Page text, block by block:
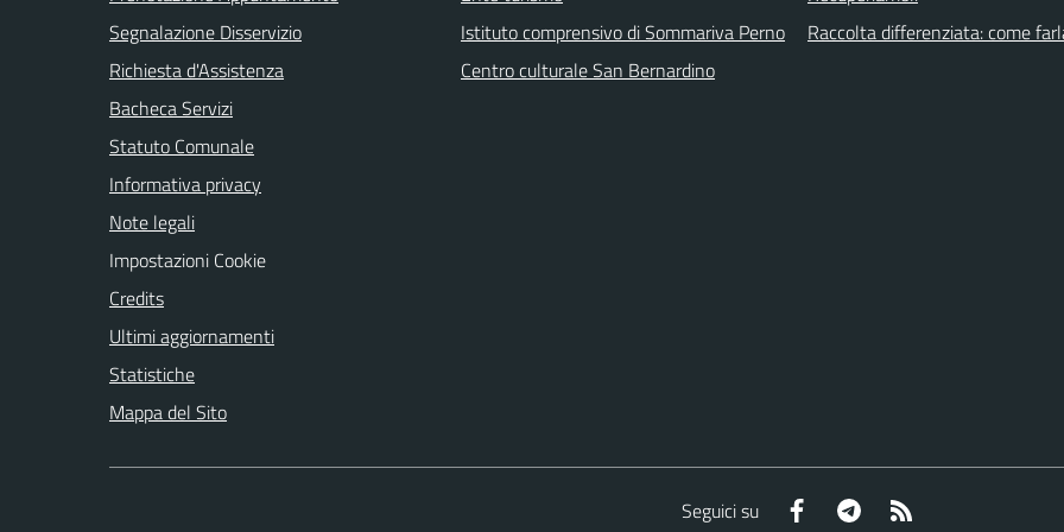
Segnalazione Disservizio
Richiesta d'Assistenza
Bacheca Servizi
Statuto Comunale
Informativa privacy
Note legali
Impostazioni Cookie
Credits
Ultimi aggiornamenti
Statistiche
Mappa del Sito
Istituto comprensivo di Sommariva Perno
Centro culturale San Bernardino
Raccolta differenziata: come
Seguici su Facebook Telegram